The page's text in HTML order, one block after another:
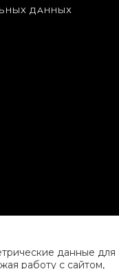
ДАННЫХ
данные для
работу с сайтом,